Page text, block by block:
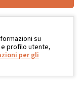
su
profilo utente,
per gli